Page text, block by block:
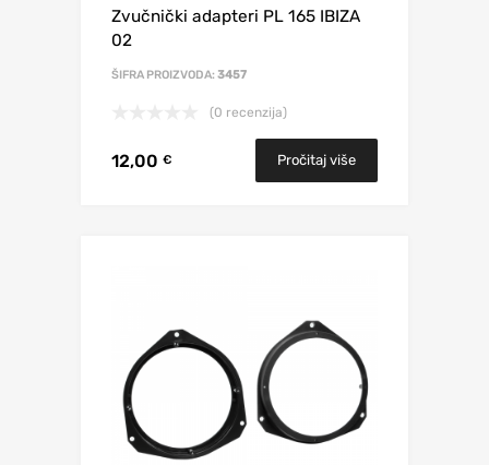
Zvučnički adapteri PL 165 IBIZA
02
ŠIFRA PROIZVODA: 3457
(0 recenzija)
12,00 € Pročitaj više